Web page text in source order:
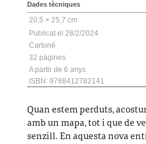
Dades tècniques
20,5 × 25,7 cm
28/2/2024
Cartoné
32
A partir de 6 anys
ISBN: 9788412782141
Quan estem perduts,
amb un mapa, tot i que de
senzill. En aquesta nova